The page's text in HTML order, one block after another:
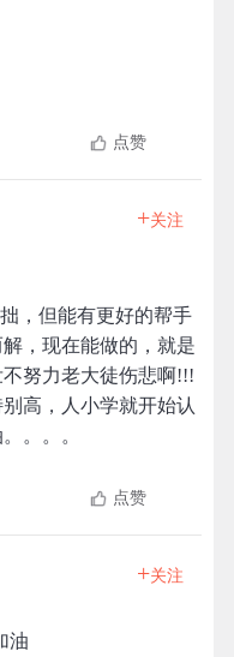
点赞
+关注
，但能有更好的帮手
，现在能做的，就是
努力老大徒伤悲啊!!!
高，人小学就开始认
。。。
点赞
+关注
油